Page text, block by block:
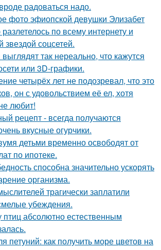
радоваться надо.
фото эфиопской девушки Элизабет
по всему интернету и
звездой соцсетей.
так нереально, что кажутся
или 3D-графики.
четырёх лет не подозревал, что это
он с удовольствием её ел, хотя
любит!
рецепт - всегда получаются
вкусные огурчики.
детьми временно освободят от
по ипотеке.
способна значительно ускорять
организма.
трагически заплатили
убеждения.
птиц абсолютно естественным
петуний: как получить море цветов на